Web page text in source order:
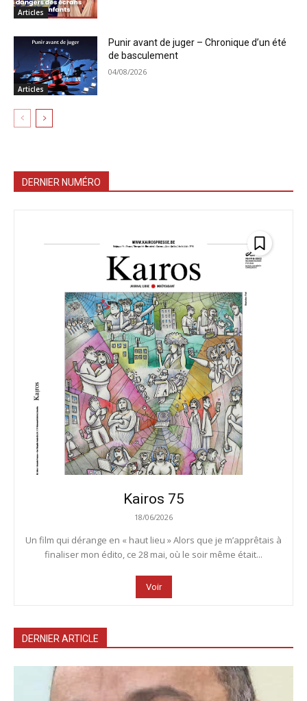
Articles
Articles
Punir avant de juger – Chronique d’un été
de basculement
04/08/2026
DERNIER NUMÉRO
Kairos 75
18/06/2026
Un film qui dérange en « haut lieu » Alors que je m’apprêtais à
finaliser mon édito, ce 28 mai, où le soir même était...
Voir
DERNIER ARTICLE